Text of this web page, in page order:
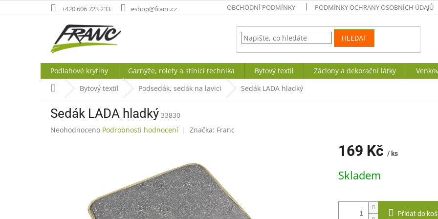
na
+420 606 723 233 eshop@franc.cz OBCHODNÍ PODMÍNKY PODMÍNKY OCHRANY OSOBNÍCH ÚDAJŮ
HLEDAT
Podlahové krytiny Garnýže, rolety a stínící technika Bytový textil Záclony a dekorační látky
Domů Bytový textil Podsedák, sedák na lavici Sedák LADA hladký
Sedák LADA hladký 33830
Průměrné
Neohodnoceno Podrobnosti hodnocení Značka: Franc
169 Kč / ks
cena:
Skladem
Přidat do